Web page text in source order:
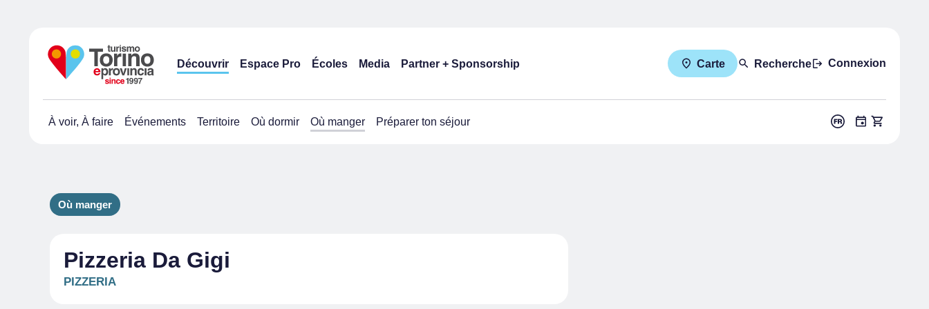
Découvrir Espace Pro Écoles Media Partner + Sponsorship Carte Recherche Connexion
À voir, À faire Événements Territoire Où dormir Où manger Préparer ton séjour
Où manger
Pizzeria Da Gigi
PIZZERIA